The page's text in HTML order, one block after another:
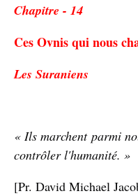
Chapitre - 14
Ces Ovnis qui nous
Les Suraniens
« Ils marchent parmi
contrôler l'humanité. »
[Pr. David Michael